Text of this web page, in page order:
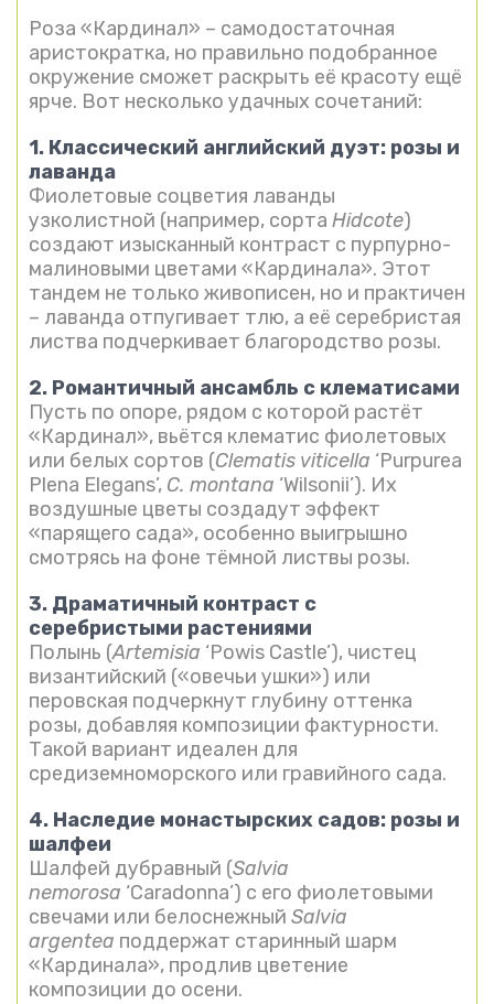
Роза «Кардинал» – самодостаточная
аристократка, но правильно подобранное
окружение сможет раскрыть её красоту ещё
ярче. Вот несколько удачных сочетаний:
1. Классический английский дуэт: розы и
лаванда
Фиолетовые соцветия лаванды
узколистной (например, сорта Hidcote)
создают изысканный контраст с пурпурно-
малиновыми цветами «Кардинала». Этот
тандем не только живописен, но и практичен
– лаванда отпугивает тлю, а её серебристая
листва подчеркивает благородство розы.
2. Романтичный ансамбль с клематисами
Пусть по опоре, рядом с которой растёт
«Кардинал», вьётся клематис фиолетовых
или белых сортов (Clematis viticella ‘Purpurea
Plena Elegans’, C. montana ‘Wilsonii’). Их
воздушные цветы создадут эффект
«парящего сада», особенно выигрышно
смотрясь на фоне тёмной листвы розы.
3. Драматичный контраст с
серебристыми растениями
Полынь (Artemisia ‘Powis Castle’), чистец
византийский («овечьи ушки») или
перовская подчеркнут глубину оттенка
розы, добавляя композиции фактурности.
Такой вариант идеален для
средиземноморского или гравийного сада.
4. Наследие монастырских садов: розы и
шалфеи
Шалфей дубравный (Salvia
nemorosa ‘Caradonna’) с его фиолетовыми
свечами или белоснежный Salvia
argentea поддержат старинный шарм
«Кардинала», продлив цветение
композиции до осени.